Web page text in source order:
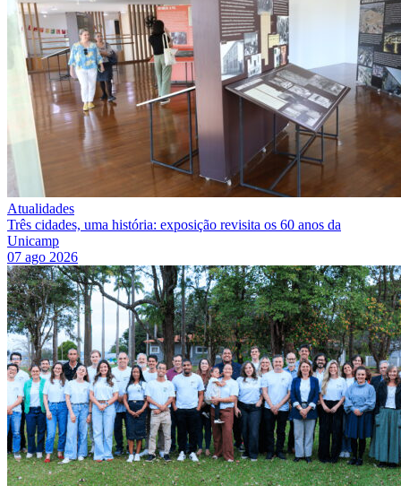
Atualidades
Três cidades, uma história: exposição revisita os 60 anos da
Unicamp
07 ago 2026